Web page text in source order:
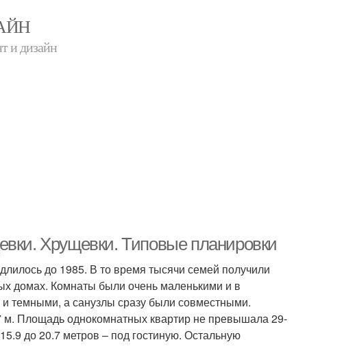
и дизайн
Хрущевки. Типовые планировки
до 1985. В то время тысячи семей получили
домах. Комнаты были очень маленькими и в
темными, а санузлы сразу были совместными.
м. Площадь однокомнатных квартир не превышала 29-
до 20.7 метров – под гостиную. Остальную